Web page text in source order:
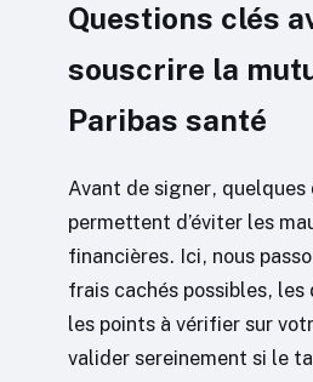
Questions clés
souscrire la
Paribas santé
Avant de signer, quelques
permettent d’éviter les
financières. Ici, nous
frais cachés possibles, les
les points à vérifier sur
valider sereinement si le